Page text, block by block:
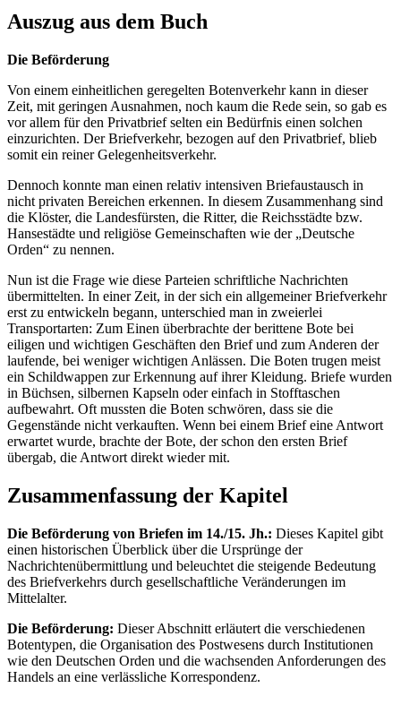
Auszug aus dem Buch
Die Beförderung
Von einem einheitlichen geregelten Botenverkehr kann in dieser
Zeit, mit geringen Ausnahmen, noch kaum die Rede sein, so gab es
vor allem für den Privatbrief selten ein Bedürfnis einen solchen
einzurichten. Der Briefverkehr, bezogen auf den Privatbrief, blieb
somit ein reiner Gelegenheitsverkehr.
Dennoch konnte man einen relativ intensiven Briefaustausch in
nicht privaten Bereichen erkennen. In diesem Zusammenhang sind
die Klöster, die Landesfürsten, die Ritter, die Reichsstädte bzw.
Hansestädte und religiöse Gemeinschaften wie der „Deutsche
Orden“ zu nennen.
Nun ist die Frage wie diese Parteien schriftliche Nachrichten
übermittelten. In einer Zeit, in der sich ein allgemeiner Briefverkehr
erst zu entwickeln begann, unterschied man in zweierlei
Transportarten: Zum Einen überbrachte der berittene Bote bei
eiligen und wichtigen Geschäften den Brief und zum Anderen der
laufende, bei weniger wichtigen Anlässen. Die Boten trugen meist
ein Schildwappen zur Erkennung auf ihrer Kleidung. Briefe wurden
in Büchsen, silbernen Kapseln oder einfach in Stofftaschen
aufbewahrt. Oft mussten die Boten schwören, dass sie die
Gegenstände nicht verkauften. Wenn bei einem Brief eine Antwort
erwartet wurde, brachte der Bote, der schon den ersten Brief
übergab, die Antwort direkt wieder mit.
Zusammenfassung der Kapitel
Die Beförderung von Briefen im 14./15. Jh.: Dieses Kapitel gibt
einen historischen Überblick über die Ursprünge der
Nachrichtenübermittlung und beleuchtet die steigende Bedeutung
des Briefverkehrs durch gesellschaftliche Veränderungen im
Mittelalter.
Die Beförderung: Dieser Abschnitt erläutert die verschiedenen
Botentypen, die Organisation des Postwesens durch Institutionen
wie den Deutschen Orden und die wachsenden Anforderungen des
Handels an eine verlässliche Korrespondenz.